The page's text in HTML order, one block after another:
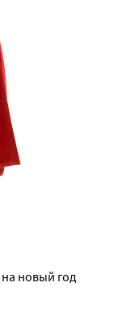
новый год